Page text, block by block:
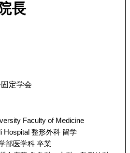
長
定学会
Faculty of Medicine
Hospital 整形外科 留学
部医学科 卒業